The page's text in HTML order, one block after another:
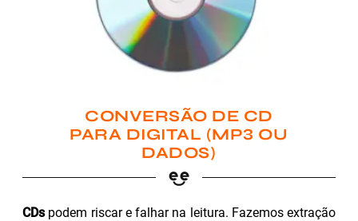
CONVERSÃO DE CD
PARA DIGITAL (MP3 OU
DADOS)
CDspodem riscar e falhar na leitura. Fazemos extração